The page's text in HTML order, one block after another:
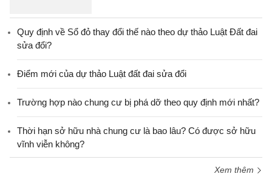
Quy định về Sổ đỏ thay đổi thế nào theo dự thảo Luật Đất đai
sửa đổi?
Điểm mới của dự thảo Luật đất đai sửa đổi
Trường hợp nào chung cư bị phá dỡ theo quy định mới nhất?
Thời hạn sở hữu nhà chung cư là bao lâu? Có được sở hữu
vĩnh viễn không?
Xem thêm